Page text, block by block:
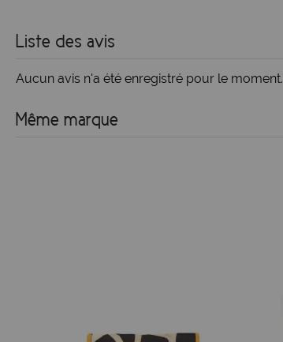
Liste des avis
Aucun avis n'a été enregistré pour le moment.
Même marque